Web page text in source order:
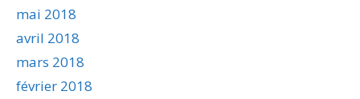
mai 2018
avril 2018
mars 2018
février 2018